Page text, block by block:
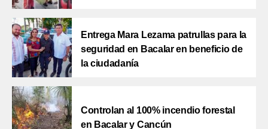
Entrega Mara Lezama patrullas para la
seguridad en Bacalar en beneficio de
la ciudadanía
Controlan al 100% incendio forestal
en Bacalar y Cancún